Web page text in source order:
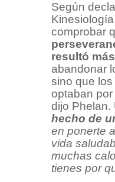
Según
comprobar
resultó
abandonar
sino que los
optaban por
dijo Phelan.
hecho de
en ponerte
vida
muchas
tienes por